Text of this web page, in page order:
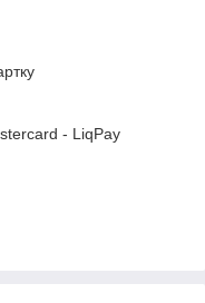
- LiqPay